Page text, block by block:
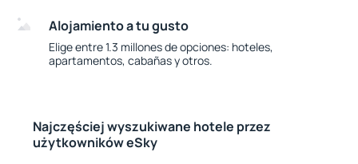
Alojamiento a tu gusto
Elige entre 1.3 millones de opciones: hoteles,
apartamentos, cabañas y otros.
Najczęściej wyszukiwane hotele przez
użytkowników eSky